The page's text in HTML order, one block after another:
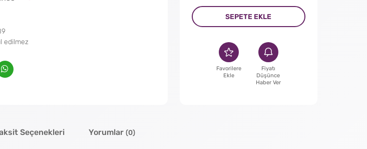
SEPETE EKLE
Favorilere
Ekle
Fiyatı
Düşünce
Haber Ver
Seçenekleri Yorumlar (0)